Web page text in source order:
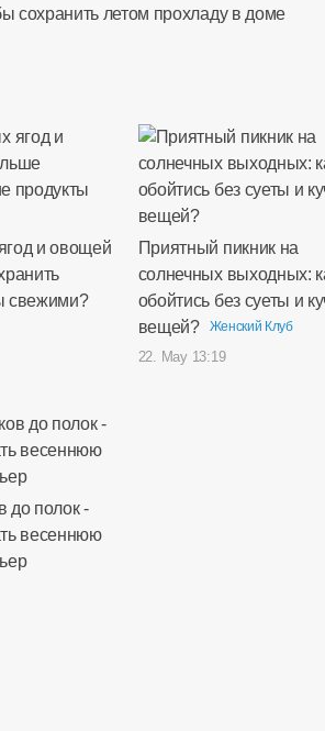
сохранить летом прохладу в доме
и овощей
свежими?
Приятный пикник на
солнечных выходных:
обойтись без суеты и
вещей?
Женский Клуб
22. May 13:19
до полок -
весеннюю